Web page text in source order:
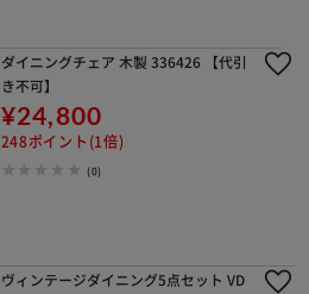
ダイニングチェア 木製 336426 【代引
き不可】
¥24,800
248ポイント(1倍)
(0)
ヴィンテージダイニング5点セット VD